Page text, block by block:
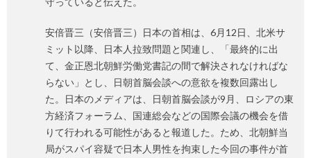
安倍晋三（安倍晋三）日本の首相は、6月12日、北米サ
ミット以降、日本人拉致問題と関連し、「最終的に出
て、金正恩北朝鮮労働党書記の間で解決されなければな
らない」とし、日朝首脳会談への意欲を複数回露出し
た。日本のメディアは、日朝首脳会談が9月、ロシアの東
方経済フォーラム、国連総会などの国際会議の機会を借
りて行われる可能性があると報道した。ため、北朝鮮当
局がスパイ容疑で日本人男性を拘束した今回の事件が首